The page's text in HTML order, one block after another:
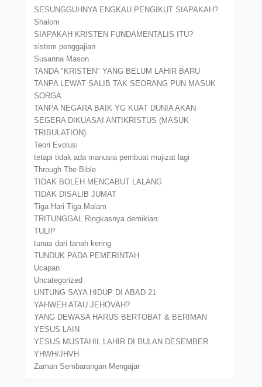
SESUNGGUHNYA ENGKAU PENGIKUT SIAPAKAH?
Shalom
SIAPAKAH KRISTEN FUNDAMENTALIS ITU?
sistem penggajian
Susanna Mason
TANDA "KRISTEN" YANG BELUM LAHIR BARU
TANPA LEWAT SALIB TAK SEORANG PUN MASUK
SORGA
TANPA NEGARA BAIK YG KUAT DUNIA AKAN
SEGERA DIKUASAI ANTIKRISTUS (MASUK
TRIBULATION).
Teori Evolusi
tetapi tidak ada manusia pembuat mujizat lagi
Through The Bible
TIDAK BOLEH MENCABUT LALANG
TIDAK DISALIB JUMAT
Tiga Hari Tiga Malam
TRITUNGGAL Ringkasnya demikian:
TULIP
tunas dari tanah kering
TUNDUK PADA PEMERINTAH
Ucapan
Uncategorized
UNTUNG SAYA HIDUP DI ABAD 21
YAHWEH ATAU JEHOVAH?
YANG DEWASA HARUS BERTOBAT & BERIMAN
YESUS LAIN
YESUS MUSTAHIL LAHIR DI BULAN DESEMBER
YHWH/JHVH
Zaman Sembarangan Mengajar